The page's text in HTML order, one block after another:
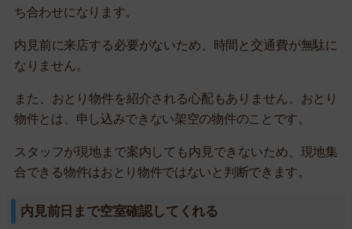
ち合わせになります。
内見前に来店する必要がないため、時間と交通費が無駄に
なりません。
また、おとり物件を紹介される心配もありません。おとり
物件とは、申し込みできない架空の物件のことです。
スタッフが現地まで案内しても内見できないため、現地集
合できる物件はおとり物件ではないと判断できます。
内見前日まで空室確認してくれる